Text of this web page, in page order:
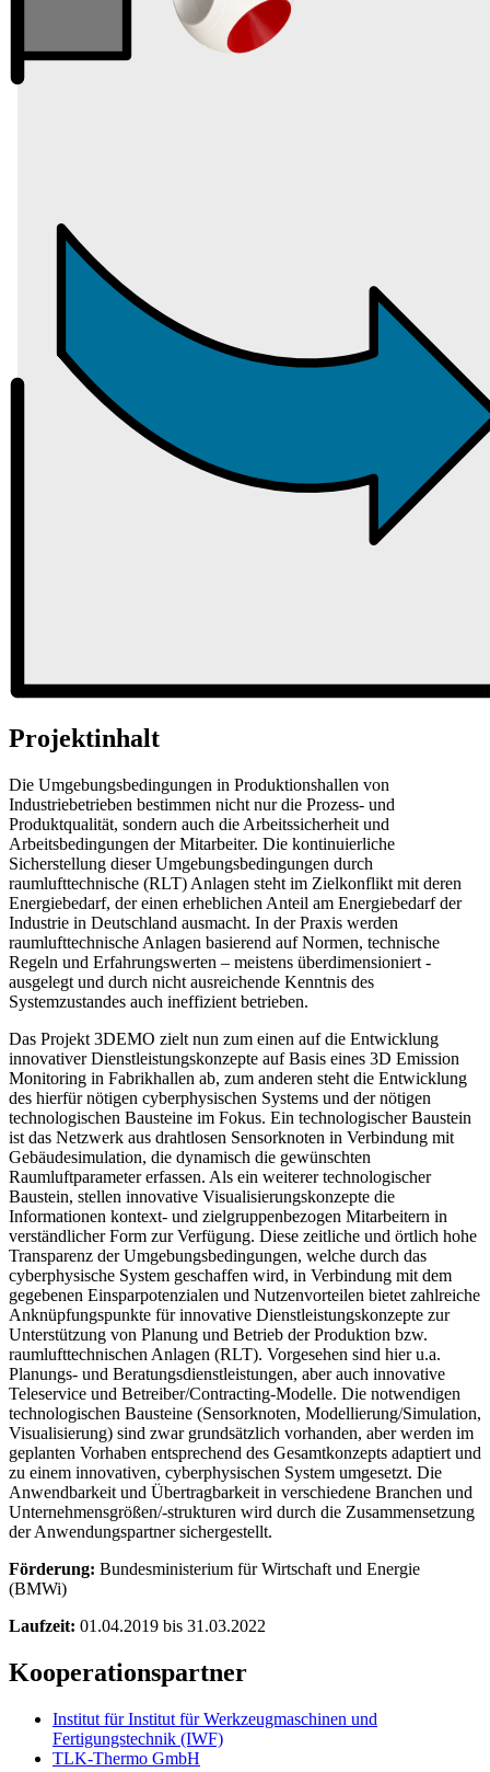
Projektinhalt
Die Umgebungsbedingungen in Produktionshallen von
Industriebetrieben bestimmen nicht nur die Prozess- und
Produktqualität, sondern auch die Arbeitssicherheit und
Arbeitsbedingungen der Mitarbeiter. Die kontinuierliche
Sicherstellung dieser Umgebungsbedingungen durch
raumlufttechnische (RLT) Anlagen steht im Zielkonflikt mit deren
Energiebedarf, der einen erheblichen Anteil am Energiebedarf der
Industrie in Deutschland ausmacht. In der Praxis werden
raumlufttechnische Anlagen basierend auf Normen, technische
Regeln und Erfahrungswerten – meistens überdimensioniert -
ausgelegt und durch nicht ausreichende Kenntnis des
Systemzustandes auch ineffizient betrieben.
Das Projekt 3DEMO zielt nun zum einen auf die Entwicklung
innovativer Dienstleistungskonzepte auf Basis eines 3D Emission
Monitoring in Fabrikhallen ab, zum anderen steht die Entwicklung
des hierfür nötigen cyberphysischen Systems und der nötigen
technologischen Bausteine im Fokus. Ein technologischer Baustein
ist das Netzwerk aus drahtlosen Sensorknoten in Verbindung mit
Gebäudesimulation, die dynamisch die gewünschten
Raumluftparameter erfassen. Als ein weiterer technologischer
Baustein, stellen innovative Visualisierungskonzepte die
Informationen kontext- und zielgruppenbezogen Mitarbeitern in
verständlicher Form zur Verfügung. Diese zeitliche und örtlich hohe
Transparenz der Umgebungsbedingungen, welche durch das
cyberphysische System geschaffen wird, in Verbindung mit dem
gegebenen Einsparpotenzialen und Nutzenvorteilen bietet zahlreiche
Anknüpfungspunkte für innovative Dienstleistungskonzepte zur
Unterstützung von Planung und Betrieb der Produktion bzw.
raumlufttechnischen Anlagen (RLT). Vorgesehen sind hier u.a.
Planungs- und Beratungsdienstleistungen, aber auch innovative
Teleservice und Betreiber/Contracting-Modelle. Die notwendigen
technologischen Bausteine (Sensorknoten, Modellierung/Simulation,
Visualisierung) sind zwar grundsätzlich vorhanden, aber werden im
geplanten Vorhaben entsprechend des Gesamtkonzepts adaptiert und
zu einem innovativen, cyberphysischen System umgesetzt. Die
Anwendbarkeit und Übertragbarkeit in verschiedene Branchen und
Unternehmensgrößen/-strukturen wird durch die Zusammensetzung
der Anwendungspartner sichergestellt.
Förderung: Bundesministerium für Wirtschaft und Energie
(BMWi)
Laufzeit: 01.04.2019 bis 31.03.2022
Kooperationspartner
Institut für Institut für Werkzeugmaschinen und
Fertigungstechnik (IWF)
TLK-Thermo GmbH